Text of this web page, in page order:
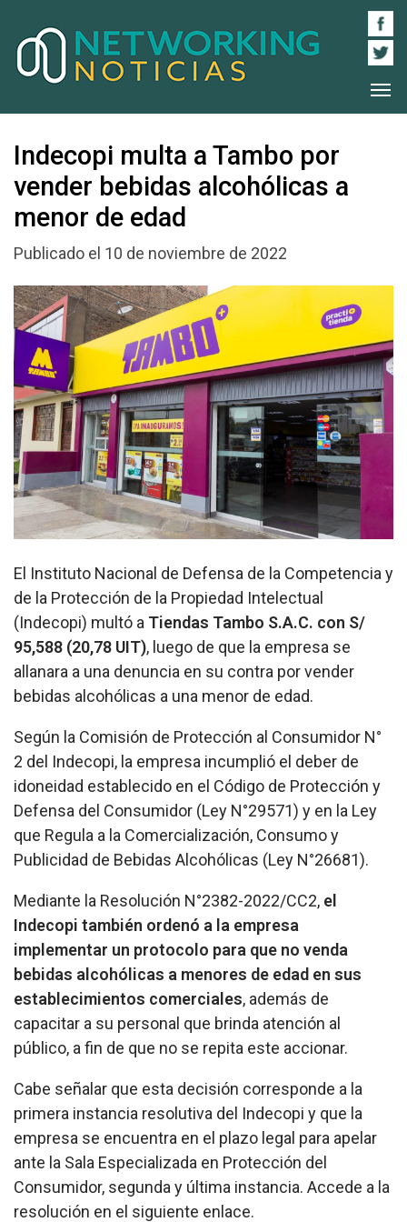
Indecopi multa a Tambo por
vender bebidas alcohólicas a
menor de edad
Publicado el 10 de noviembre de 2022
El Instituto Nacional de Defensa de la Competencia y
de la Protección de la Propiedad Intelectual
(Indecopi) multó a Tiendas Tambo S.A.C. con S/
95,588 (20,78 UIT), luego de que la empresa se
allanara a una denuncia en su contra por vender
bebidas alcohólicas a una menor de edad.
Según la Comisión de Protección al Consumidor N°
2 del Indecopi, la empresa incumplió el deber de
idoneidad establecido en el Código de Protección y
Defensa del Consumidor (Ley N°29571) y en la Ley
que Regula a la Comercialización, Consumo y
Publicidad de Bebidas Alcohólicas (Ley N°26681).
Mediante la Resolución N°2382-2022/CC2, el
Indecopi también ordenó a la empresa
implementar un protocolo para que no venda
bebidas alcohólicas a menores de edad en sus
establecimientos comerciales, además de
capacitar a su personal que brinda atención al
público, a fin de que no se repita este accionar.
Cabe señalar que esta decisión corresponde a la
primera instancia resolutiva del Indecopi y que la
empresa se encuentra en el plazo legal para apelar
ante la Sala Especializada en Protección del
Consumidor, segunda y última instancia. Accede a la
resolución en el siguiente enlace.